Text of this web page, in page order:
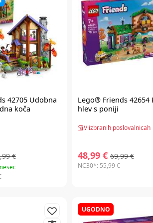
42705 Udobna
koča
€
Lego® Friends 42654
hlev s poniji
V izbranih poslovalnicah
48,99 € 69,99 €
NC30*: 55,99 €
UGODNO